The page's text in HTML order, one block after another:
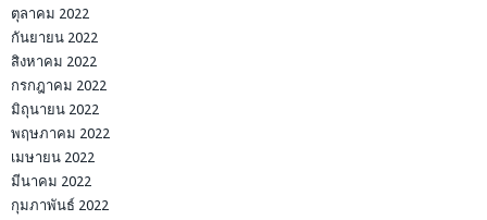
ตุลาคม 2022
กันยายน 2022
สิงหาคม 2022
กรกฎาคม 2022
มิถุนายน 2022
พฤษภาคม 2022
เมษายน 2022
มีนาคม 2022
กุมภาพันธ์ 2022